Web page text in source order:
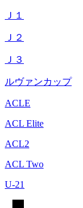
Ｊ１
Ｊ２
Ｊ３
ルヴァンカップ
ACLE
ACL Elite
ACL2
ACL Two
U-21